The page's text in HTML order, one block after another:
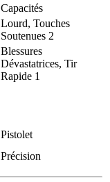
Capacités
Lourd, Touches
Soutenues 2
Blessures
Dévastatrices, Tir
Rapide 1
Pistolet
Précision